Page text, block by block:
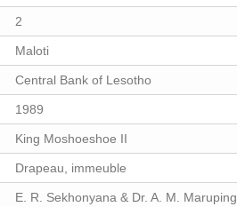
2
Maloti
Central Bank of Lesotho
1989
King Moshoeshoe II
Drapeau, immeuble
E. R. Sekhonyana & Dr. A. M. Maruping